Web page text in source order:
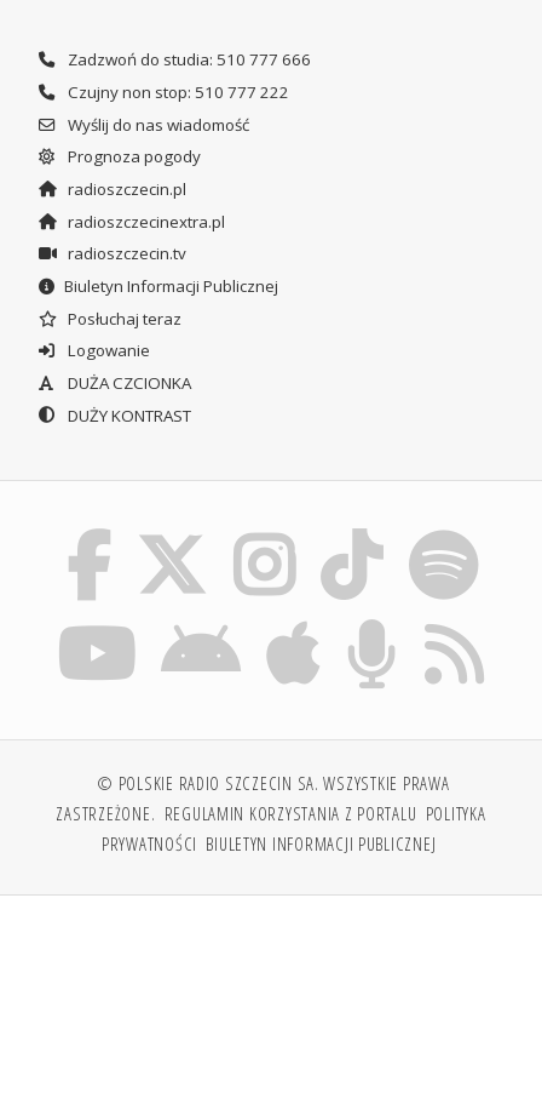
Zadzwoń do studia: 510 777 666
Czujny non stop: 510 777 222
Wyślij do nas wiadomość
Prognoza pogody
radioszczecin.pl
radioszczecinextra.pl
radioszczecin.tv
Biuletyn Informacji Publicznej
Posłuchaj teraz
Logowanie
DUŻA CZCIONKA
DUŻY KONTRAST
© POLSKIE RADIO SZCZECIN SA. WSZYSTKIE PRAWA
ZASTRZEŻONE. REGULAMIN KORZYSTANIA Z PORTALU POLITYKA
PRYWATNOŚCI BIULETYN INFORMACJI PUBLICZNEJ